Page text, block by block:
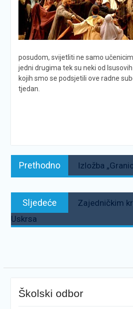
posudom, svijetliti ne samo
jedni drugima tek su neki od
kojih smo se podsjetili ove radne
tjedan.
Navigacija
objava
Prethodno Prethodno:
Izložba
Sljedeće
Zajedničkim
Uskrsa
Školski odbor